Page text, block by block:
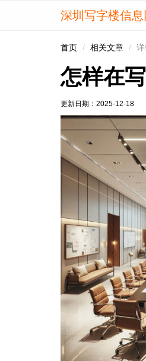
深圳写字楼信息
首页 相关文章
怎样在
更新日期： 2025-12-18